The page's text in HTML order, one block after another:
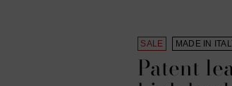
SALE MADE IN
Patent